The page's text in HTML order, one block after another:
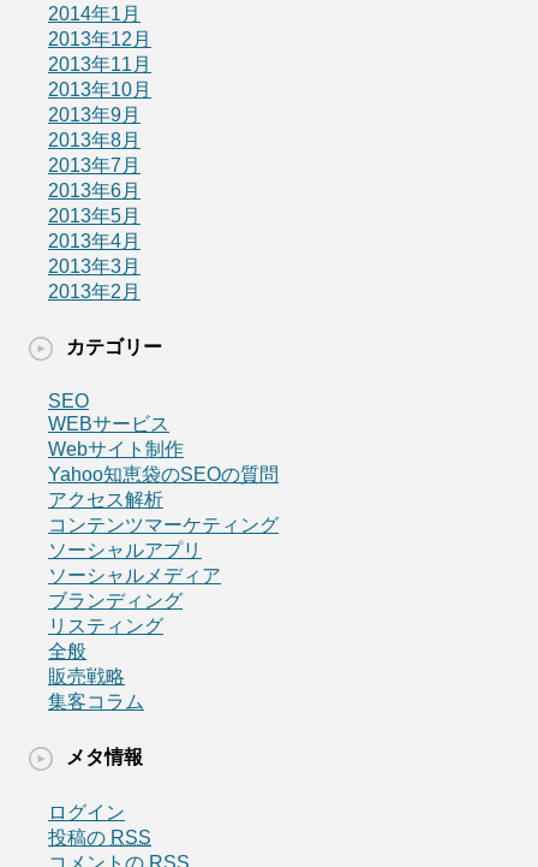
2014年1月
2013年12月
2013年11月
2013年10月
2013年9月
2013年8月
2013年7月
2013年6月
2013年5月
2013年4月
2013年3月
2013年2月
カテゴリー
SEO
WEBサービス
Webサイト制作
Yahoo知恵袋のSEOの質問
アクセス解析
コンテンツマーケティング
ソーシャルアプリ
ソーシャルメディア
ブランディング
リスティング
全般
販売戦略
集客コラム
メタ情報
ログイン
投稿の RSS
コメントの RSS